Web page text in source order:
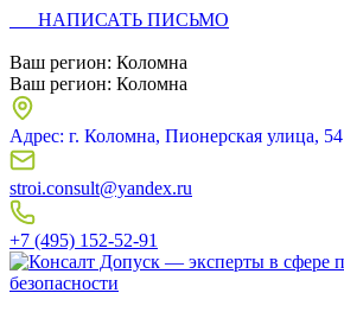
НАПИСАТЬ ПИСЬМО
Ваш регион: Коломна
Ваш регион: Коломна
Адрес: г. Коломна, Пионерская улица, 54
stroi.consult@yandex.ru
+7 (495) 152-52-91